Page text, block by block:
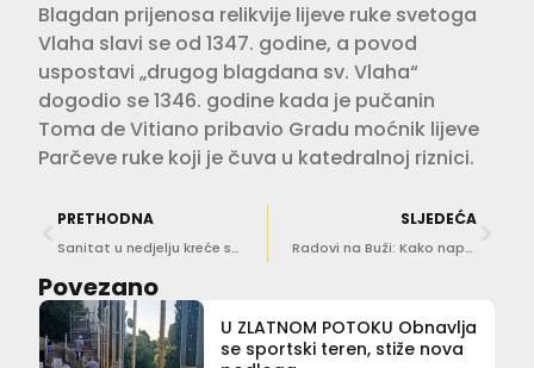
Blagdan prijenosa relikvije lijeve ruke svetoga
Vlaha slavi se od 1347. godine, a povod
uspostavi „drugog blagdana sv. Vlaha“
dogodio se 1346. godine kada je pučanin
Toma de Vitiano pribavio Gradu moćnik lijeve
Parčeve ruke koji je čuva u katedralnoj riznici.
PRETHODNA
Sanitat u nedjelju kreće sa zamagljivanjem Gruža, Kantafiga, Šipčina i Nuncijate
SLJEDEĆA
Radovi na Buži: Kako napreduje sanacija pješačkog pothodnika?
Povezano
U ZLATNOM POTOKU Obnavlja
se sportski teren, stiže nova